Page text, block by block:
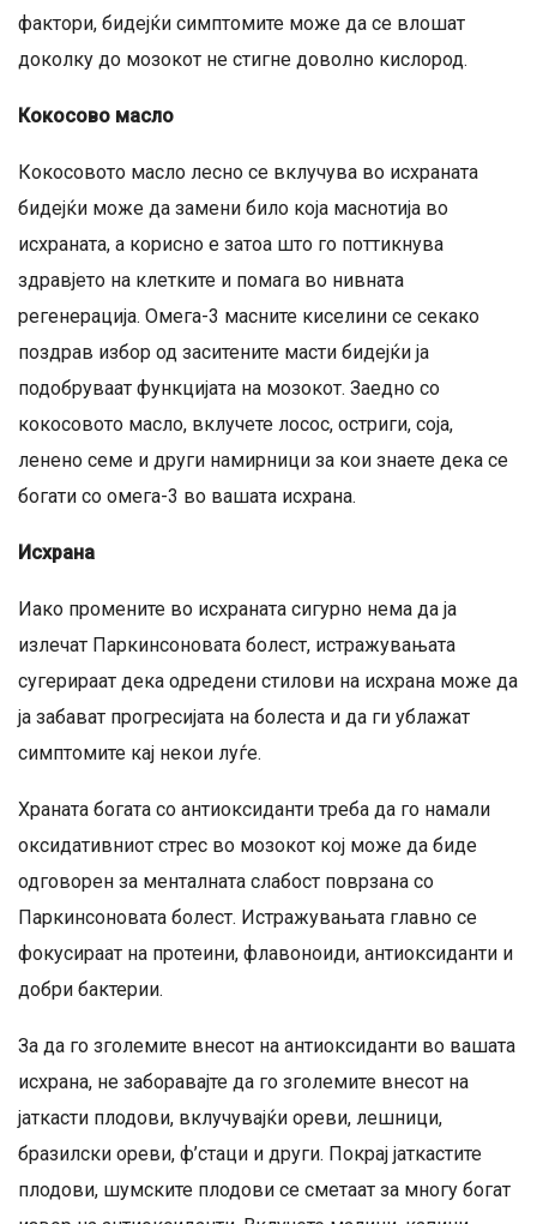
фактори, бидејќи симптомите може да се влошат
доколку до мозокот не стигне доволно кислород.
Кокосово масло
Кокосовото масло лесно се вклучува во исхраната
бидејќи може да замени било која маснотија во
исхраната, а корисно е затоа што го поттикнува
здравјето на клетките и помага во нивната
регенерација. Омега-3 масните киселини се секако
поздрав избор од заситените масти бидејќи ја
подобруваат функцијата на мозокот. Заедно со
кокосовото масло, вклучете лосос, остриги, соја,
ленено семе и други намирници за кои знаете дека се
богати со омега-3 во вашата исхрана.
Исхрана
Иако промените во исхраната сигурно нема да ја
излечат Паркинсоновата болест, истражувањата
сугерираат дека одредени стилови на исхрана може да
ја забават прогресијата на болеста и да ги ублажат
симптомите кај некои луѓе.
Храната богата со антиоксиданти треба да го намали
оксидативниот стрес во мозокот кој може да биде
одговорен за менталната слабост поврзана со
Паркинсоновата болест. Истражувањата главно се
фокусираат на протеини, флавоноиди, антиоксиданти и
добри бактерии.
За да го зголемите внесот на антиоксиданти во вашата
исхрана, не заборавајте да го зголемите внесот на
јаткасти плодови, вклучувајќи ореви, лешници,
бразилски ореви, ф’стаци и други. Покрај јаткастите
плодови, шумските плодови се сметаат за многу богат